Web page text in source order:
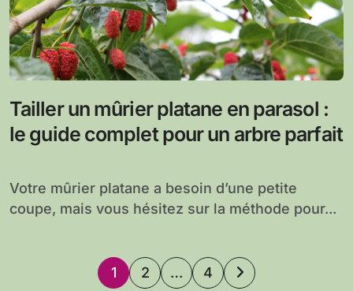
Tailler un mûrier platane en parasol :
le guide complet pour un arbre parfait
Votre mûrier platane a besoin d’une petite
coupe, mais vous hésitez sur la méthode pour...
Pagination
1 2 … 4